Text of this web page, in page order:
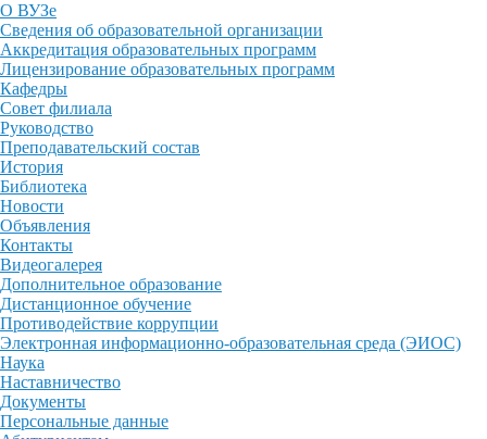
О ВУЗе
Сведения об образовательной организации
Аккредитация образовательных программ
Лицензирование образовательных программ
Кафедры
Совет филиала
Руководство
Преподавательский состав
История
Библиотека
Новости
Объявления
Контакты
Видеогалерея
Дополнительное образование
Дистанционное обучение
Противодействие коррупции
Электронная информационно-образовательная среда (ЭИОС)
Наука
Наставничество
Документы
Персональные данные